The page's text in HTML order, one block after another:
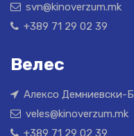
svn@kinoverzum.mk
+389 71 29 02 39
Велес
Алексо Демниевски-
veles@kinoverzum.mk
+389 71 29 02 39